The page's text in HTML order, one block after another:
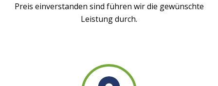
Preis einverstanden sind führen wir die gewünschte
Leistung durch.